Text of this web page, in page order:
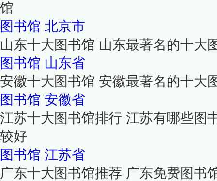
馆
图书馆 北京市
山东十大图书馆 山东最著名的十大
图书馆 山东省
安徽十大图书馆 安徽最著名的十大
图书馆 安徽省
江苏十大图书馆排行 江苏有哪些图
较好
图书馆 江苏省
广东十大图书馆推荐 广东免费图书